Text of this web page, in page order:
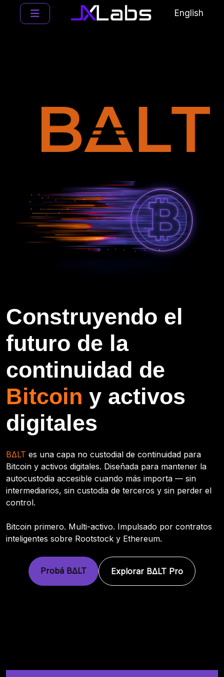
English
Construyendo el
futuro de la
continuidad de
Bitcoin y activos
digitales
BΔLT es una capa no custodial de continuidad para
Bitcoin y activos digitales. Diseñada para mantener la
autocustodia accesible cuando más importa — sin
intermediarios, sin custodia de terceros y sin perder el
control.
Bitcoin primero. Multi-activo. Impulsado por contratos
inteligentes sobre Rootstock y Ethereum.
Probá BΔLT Explorar BΔLT Pro